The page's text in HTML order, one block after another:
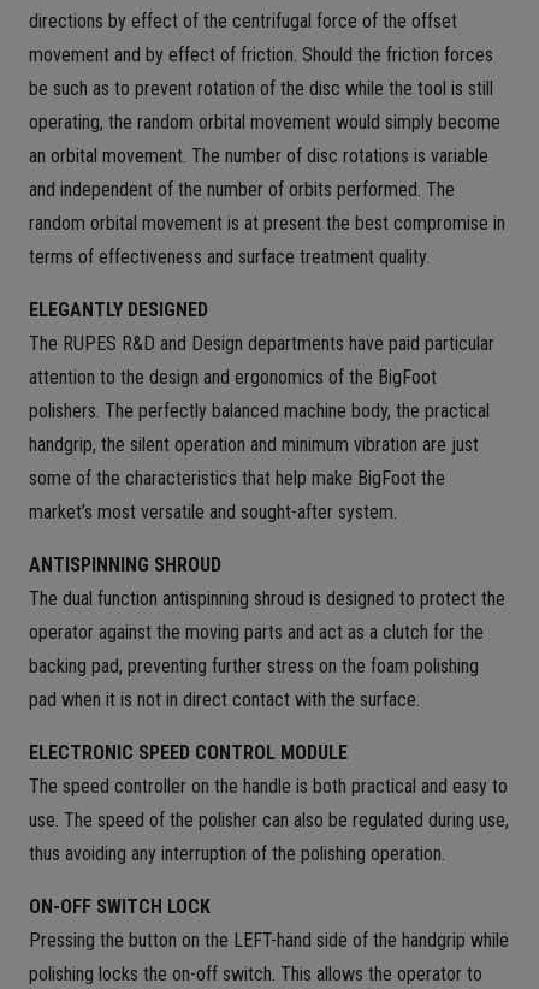
directions by effect of the centrifugal force of the offset
movement and by effect of friction. Should the friction forces
be such as to prevent rotation of the disc while the tool is still
operating, the random orbital movement would simply become
an orbital movement. The number of disc rotations is variable
and independent of the number of orbits performed. The
random orbital movement is at present the best compromise in
terms of effectiveness and surface treatment quality.
ELEGANTLY DESIGNED
The RUPES R&D and Design departments have paid particular
attention to the design and ergonomics of the BigFoot
polishers. The perfectly balanced machine body, the practical
handgrip, the silent operation and minimum vibration are just
some of the characteristics that help make BigFoot the
market’s most versatile and sought-after system.
ANTISPINNING SHROUD
The dual function antispinning shroud is designed to protect the
operator against the moving parts and act as a clutch for the
backing pad, preventing further stress on the foam polishing
pad when it is not in direct contact with the surface.
ELECTRONIC SPEED CONTROL MODULE
The speed controller on the handle is both practical and easy to
use. The speed of the polisher can also be regulated during use,
thus avoiding any interruption of the polishing operation.
ON-OFF SWITCH LOCK
Pressing the button on the LEFT-hand side of the handgrip while
polishing locks the on-off switch. This allows the operator to